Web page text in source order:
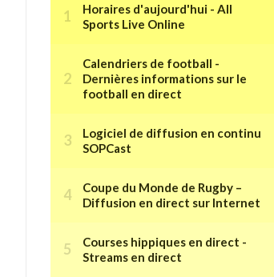
Horaires d'aujourd'hui - All
Sports Live Online
Calendriers de football -
Dernières informations sur le
football en direct
Logiciel de diffusion en continu
SOPCast
Coupe du Monde de Rugby –
Diffusion en direct sur Internet
Courses hippiques en direct -
Streams en direct